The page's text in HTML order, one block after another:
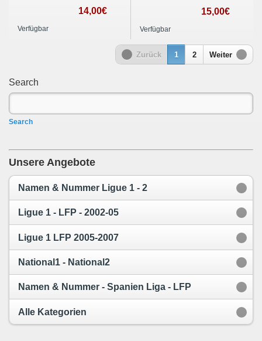
14,00€
Verfügbar
15,00€
Verfügbar
Zurück 1 2 Weiter
Search
Search
Unsere Angebote
Namen & Nummer Ligue 1 - 2
Ligue 1 - LFP - 2002-05
Ligue 1 LFP 2005-2007
National1 - National2
Namen & Nummer - Spanien Liga - LFP
Alle Kategorien